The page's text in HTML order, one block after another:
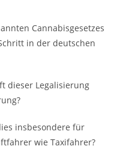
Cannabisgesetzes
in der deutschen
dieser Legalisierung
insbesondere für
wie Taxifahrer?